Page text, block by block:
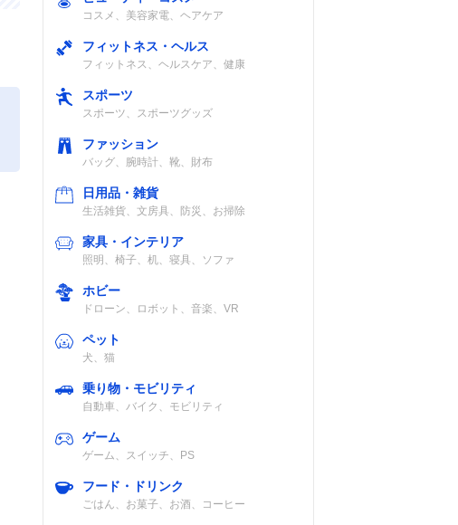
コスメ、美容家電、ヘアケア
フィットネス・ヘルス
フィットネス、ヘルスケア、健康
スポーツ
スポーツ、スポーツグッズ
ファッション
バッグ、腕時計、靴、財布
日用品・雑貨
生活雑貨、文房具、防災、お掃除
家具・インテリア
照明、椅子、机、寝具、ソファ
ホビー
ドローン、ロボット、音楽、VR
ペット
犬、猫
乗り物・モビリティ
自動車、バイク、モビリティ
ゲーム
ゲーム、スイッチ、PS
フード・ドリンク
ごはん、お菓子、お酒、コーヒー